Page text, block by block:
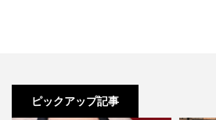
ピックアップ記事